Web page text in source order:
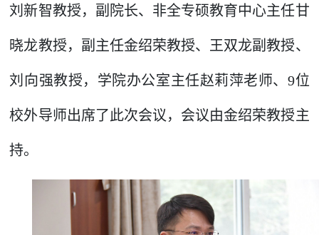
刘新智教授，副院长、非全专硕教育中心主任甘
晓龙教授，副主任金绍荣教授、王双龙副教授、
刘向强教授，学院办公室主任赵莉萍老师、9位
校外导师出席了此次会议，会议由金绍荣教授主
持。